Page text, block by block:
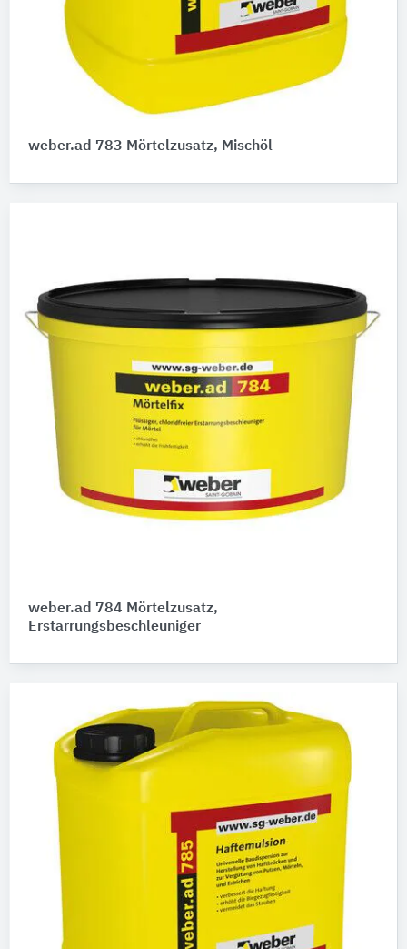
weber.ad 783 Mörtelzusatz, Mischöl
weber.ad 784 Mörtelzusatz,
Erstarrungsbeschleuniger